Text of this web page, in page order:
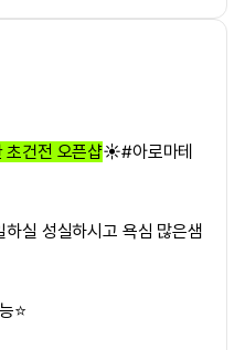
초건전 오픈샵☀️#아로마테
실 성실하시고 욕심 많은샘
⭐